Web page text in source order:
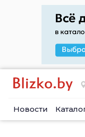
Новости